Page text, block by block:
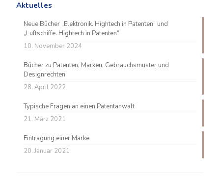
Aktuelles
Neue Bücher „Elektronik. Hightech in Patenten“ und
„Luftschiffe. Hightech in Patenten“
10. November 2024
Bücher zu Patenten, Marken, Gebrauchsmuster und
Designrechten
28. April 2022
Typische Fragen an einen Patentanwalt
21. März 2021
Eintragung einer Marke
20. Januar 2021